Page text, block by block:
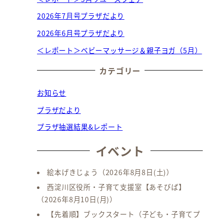
2026年7月号プラザだより
2026年6月号プラザだより
＜レポート＞ベビーマッサージ＆親子ヨガ（5月）
カテゴリー
お知らせ
プラザだより
プラザ抽選結果&レポート
イベント
絵本げきじょう
（2026年8月8日(土)）
西淀川区役所・子育て支援室【あそびば】
（2026年8月10日(月)）
【先着順】ブックスタート（子ども・子育てプ